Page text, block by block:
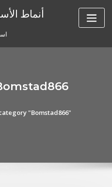
أنماط
"Bomstad866"